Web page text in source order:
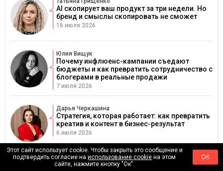
AI скопирует ваш продукт за три недели. Но
бренд и смыслы скопировать не сможет
16 июля 2026
Юлия Вищук
Почему инфлюенс-кампании съедают
бюджеты и как превратить сотрудничество с
блогерами в реальные продажи
7 июля 2026
Дарья Черкашина
Стратегия, которая работает: как превратить
креатив и контент в бизнес-результат
6 июля 2026
Этот сайт использует cookie. Чтобы закрыть это сообщение и
подтвердить согласие наиспользование cookie на этом
сайте, нажмите кнопку "Ок".
ОК